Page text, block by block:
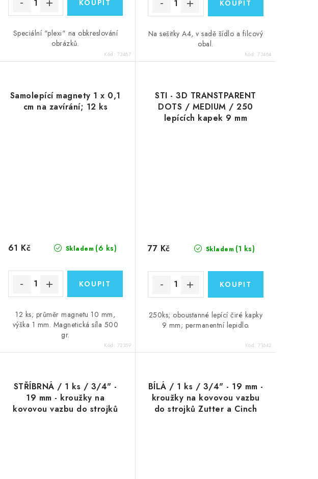
Speciální "plexi" na obkreslování
obrázků.
Kód: 73487
Na sešitky A4, v sadě šídlo a filcový
obal.
Kód:73484
Samolepící magnety 1 x 0,1
cm na zavírání; 12 ks
Skladem (6 ks)
61 Kč
12 ks; průměr magnetu 10 mm,
výška 1 mm. Magnetická síla 500
gr.
Kód: 72359
STI - 3D TRANSTPARENT
DOTS / MEDIUM / 250
lepících kapek 9 mm
Skladem (1 ks)
77 Kč
250ks; oboustanné lepící čiré kapky
9 mm; permanentní lepidlo.
Kód:71642
STŘÍBRNÁ / 1 ks / 3/4" -
19 mm - kroužky na
kovovou vazbu do strojků
BÍLÁ / 1 ks / 3/4" - 19 mm -
kroužky na kovovou vazbu
do strojků Zutter a Cinch